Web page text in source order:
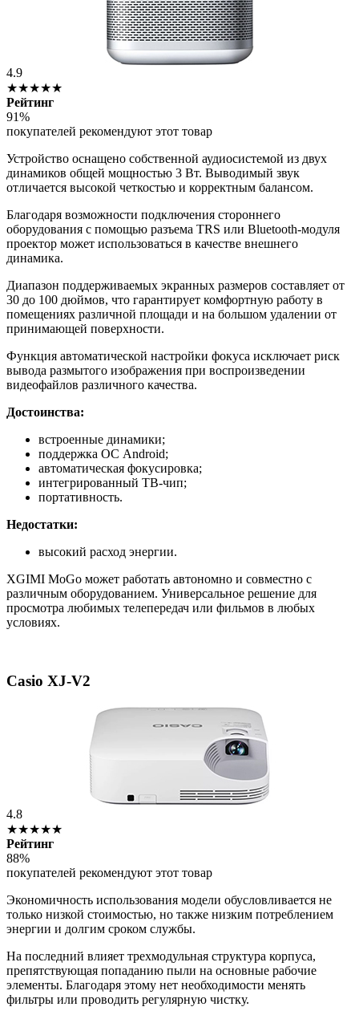
4.9
★★★★★
Рейтинг
91%
покупателей рекомендуют этот товар
Устройство оснащено собственной аудиосистемой из двух
динамиков общей мощностью 3 Вт. Выводимый звук
отличается высокой четкостью и корректным балансом.
Благодаря возможности подключения стороннего
оборудования с помощью разъема TRS или Bluetooth-модуля
проектор может использоваться в качестве внешнего
динамика.
Диапазон поддерживаемых экранных размеров составляет от
30 до 100 дюймов, что гарантирует комфортную работу в
помещениях различной площади и на большом удалении от
принимающей поверхности.
Функция автоматической настройки фокуса исключает риск
вывода размытого изображения при воспроизведении
видеофайлов различного качества.
Достоинства:
встроенные динамики;
поддержка ОС Android;
автоматическая фокусировка;
интегрированный ТВ-чип;
портативность.
Недостатки:
высокий расход энергии.
XGIMI MoGo может работать автономно и совместно с
различным оборудованием. Универсальное решение для
просмотра любимых телепередач или фильмов в любых
условиях.
Casio XJ-V2
4.8
★★★★★
Рейтинг
88%
покупателей рекомендуют этот товар
Экономичность использования модели обусловливается не
только низкой стоимостью, но также низким потреблением
энергии и долгим сроком службы.
На последний влияет трехмодульная структура корпуса,
препятствующая попаданию пыли на основные рабочие
элементы. Благодаря этому нет необходимости менять
фильтры или проводить регулярную чистку.